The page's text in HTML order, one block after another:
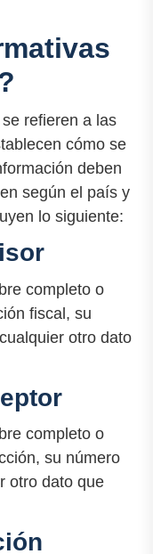
refieren a las
cómo se
deben
según el país y
lo siguiente:
completo o
fiscal, su
otro dato
completo o
su número
otro dato que